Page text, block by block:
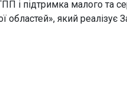
і підтримка малого та
областей», який реалізує